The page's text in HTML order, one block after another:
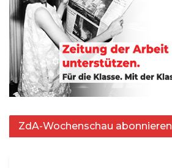
ZdA-Wochenschau abonnieren